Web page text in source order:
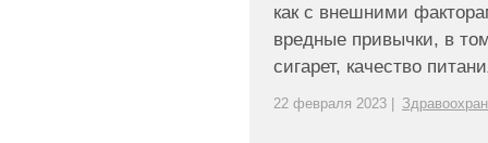
как с внешними
вредные привычки, в
сигарет, качество
22 февраля 2023 |